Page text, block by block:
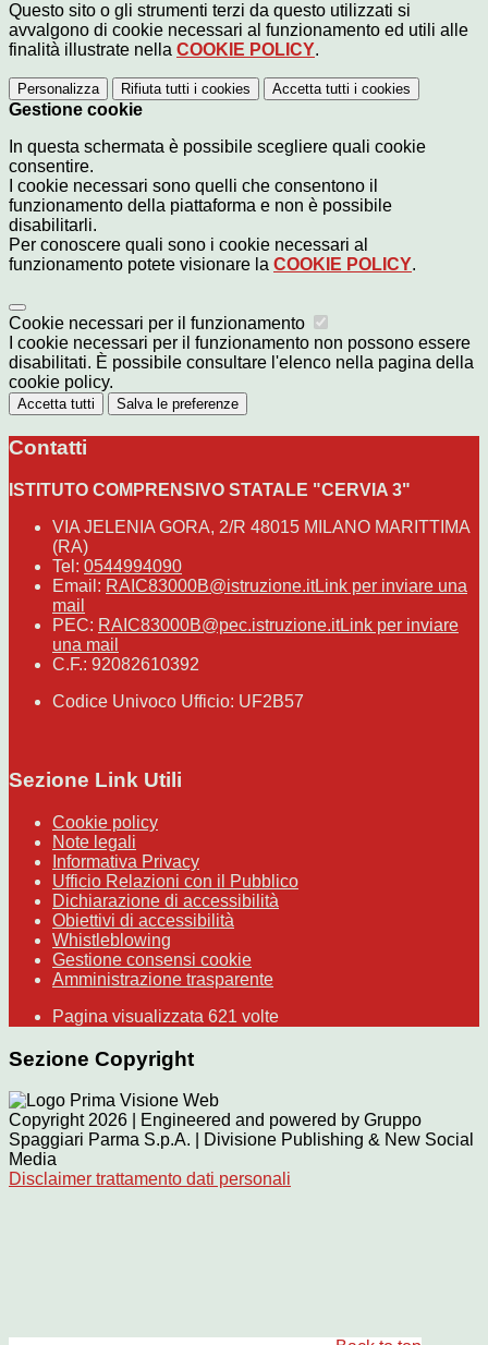
Questo sito o gli strumenti terzi da questo utilizzati si
avvalgono di cookie necessari al funzionamento ed utili alle
finalità illustrate nella COOKIE POLICY.
Personalizza Rifiuta tutti i cookies Accetta tutti i cookies
Gestione cookie
In questa schermata è possibile scegliere quali cookie
consentire.
I cookie necessari sono quelli che consentono il
funzionamento della piattaforma e non è possibile
disabilitarli.
Per conoscere quali sono i cookie necessari al
funzionamento potete visionare la COOKIE POLICY.
Cookie necessari per il funzionamento
I cookie necessari per il funzionamento non possono essere
disabilitati. È possibile consultare l'elenco nella pagina della
cookie policy.
Accetta tutti Salva le preferenze
Contatti
ISTITUTO COMPRENSIVO STATALE "CERVIA 3"
VIA JELENIA GORA, 2/R 48015 MILANO MARITTIMA
(RA)
Tel: 0544994090
Email: RAIC83000B@istruzione.itLink per inviare una
mail
PEC: RAIC83000B@pec.istruzione.itLink per inviare
una mail
C.F.: 92082610392
Codice Univoco Ufficio: UF2B57
Sezione Link Utili
Cookie policy
Note legali
Informativa Privacy
Ufficio Relazioni con il Pubblico
Dichiarazione di accessibilità
Obiettivi di accessibilità
Whistleblowing
Gestione consensi cookie
Amministrazione trasparente
Pagina visualizzata 621 volte
Sezione Copyright
Copyright 2026 | Engineered and powered by Gruppo
Spaggiari Parma S.p.A. | Divisione Publishing & New Social
Media
Disclaimer trattamento dati personali